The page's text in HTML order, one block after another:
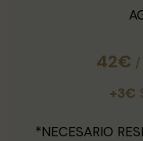
42€ /
+3€
*NECESARIO